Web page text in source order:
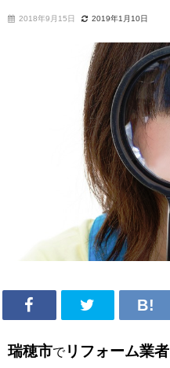
2018年9月15日 2019年1月10日
瑞穂市でリフォーム業者